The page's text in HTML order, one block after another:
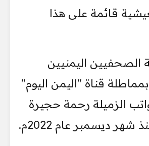
قائمة على هذا
الصحفيين اليمنيين
قناة "اليمن اليوم"
الزميلة رحمة حجيرة
ديسمبر عام 2022م.